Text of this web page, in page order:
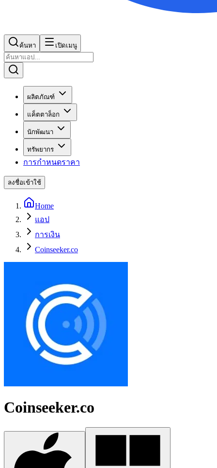
ค้นหา เปิดเมนู
ผลิตภัณฑ์
แค็ตตาล็อก
นักพัฒนา
ทรัพยากร
การกำหนดราคา
ลงชื่อเข้าใช้
Home
แอป
การเงิน
Coinseeker.co
Coinseeker.co